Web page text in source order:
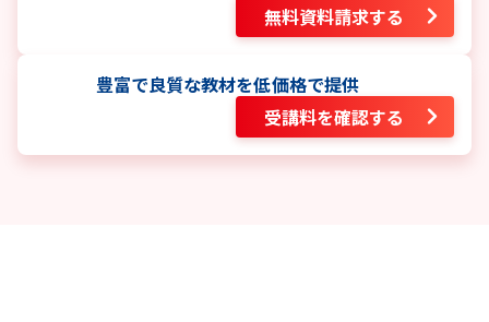
無料資料請求する
豊富で良質な教材を低価格で提供
受講料を確認する